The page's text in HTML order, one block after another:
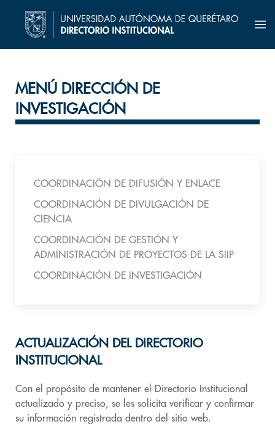
MENÚ DIRECCIÓN DE
INVESTIGACIÓN
COORDINACIÓN DE DIFUSIÓN Y ENLACE
COORDINACIÓN DE DIVULGACIÓN DE
CIENCIA
COORDINACIÓN DE GESTIÓN Y
ADMINISTRACIÓN DE PROYECTOS DE LA SIIP
COORDINACIÓN DE INVESTIGACIÓN
ACTUALIZACIÓN DEL DIRECTORIO
INSTITUCIONAL
Con el propósito de mantener el Directorio Institucional
actualizado y preciso, se les solicita verificar y confirmar
su información registrada dentro del sitio web.